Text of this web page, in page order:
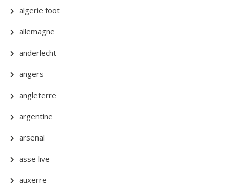
algerie foot
allemagne
anderlecht
angers
angleterre
argentine
arsenal
asse live
auxerre